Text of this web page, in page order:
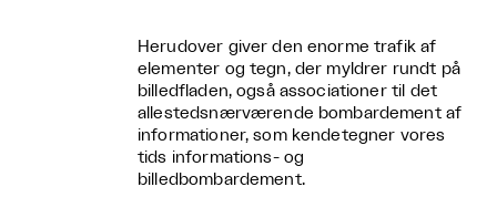
Herudover giver den enorme trafik af
elementer og tegn, der myldrer rundt på
billedfladen, også associationer til det
allestedsnærværende bombardement af
informationer, som kendetegner vores
tids informations- og
billedbombardement.